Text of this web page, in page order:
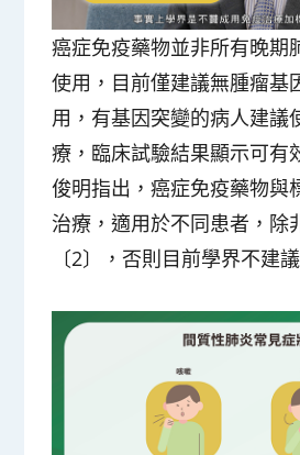
癌症免疫藥物並非所有晚期
使用，目前僅建議無腫瘤基
用，有基因突變的病人建議
療，臨床試驗結果顯示可有
俊明指出，癌症免疫藥物與
治療，適用於不同患者，除
〔2〕，否則目前學界不建